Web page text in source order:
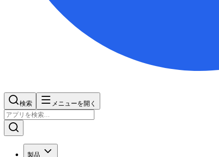
検索 メニューを開く
製品